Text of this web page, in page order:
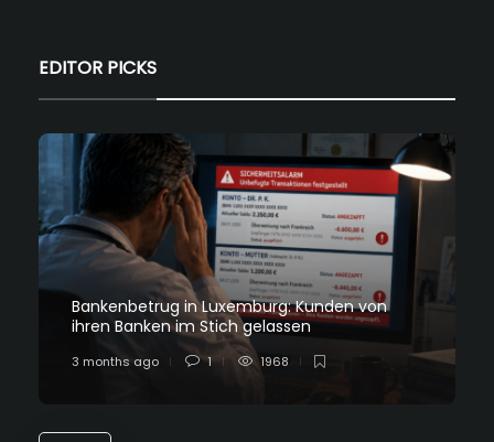
EDITOR PICKS
Bankenbetrug in Luxemburg: Kunden von
ihren Banken im Stich gelassen
3 months ago 1 1968